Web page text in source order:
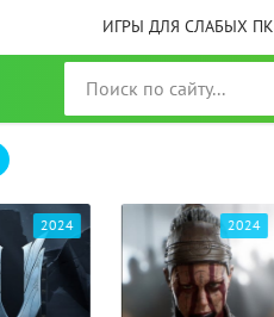
ИГРЫ ДЛЯ СЛАБЫХ ПК
2024